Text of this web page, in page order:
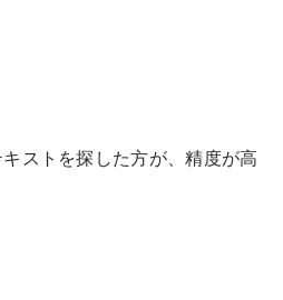
ストを探した方が、精度が高